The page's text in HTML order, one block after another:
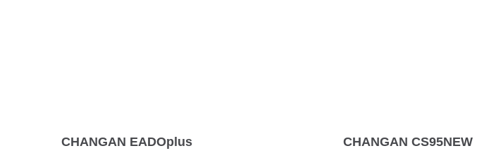
CHANGAN EADOplus CHANGAN CS95NEW